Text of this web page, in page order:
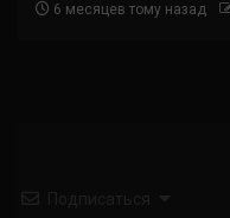
6 месяцев тому назад